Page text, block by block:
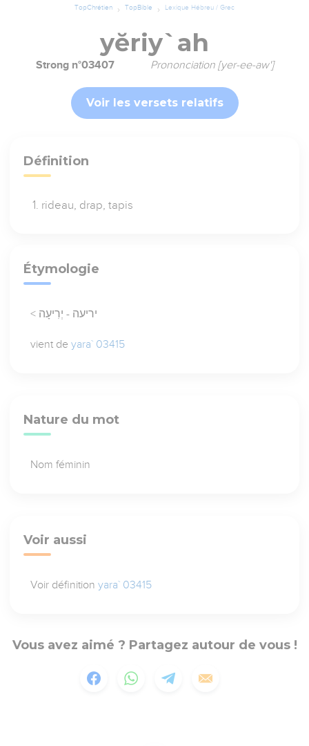
TopChrétien TopBible Lexique Hébreu / Grec
yĕriy`ah
Strong n°03407 Prononciation [yer-ee-aw']
Voir les versets relatifs
Définition
rideau, drap, tapis
Étymologie
< יריעה - יְרִיעָה
vient deyara` 03415
Nature du mot
Nom féminin
Voir aussi
Voir définitionyara` 03415
Vous avez aimé ? Partagez autour de vous !